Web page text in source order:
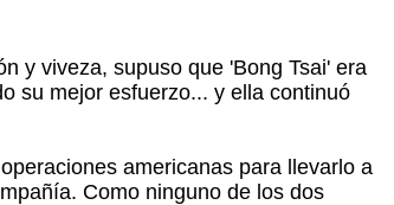
y viveza, supuso que 'Bong Tsai' era
su mejor esfuerzo... y ella continuó
americanas para llevarlo a
Como ninguno de los dos